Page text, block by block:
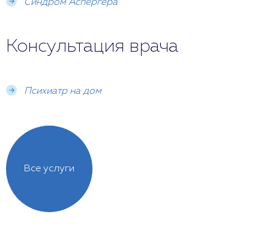
Синдром Аспергера
Консультация врача
Психиатр на дом
Все услуги